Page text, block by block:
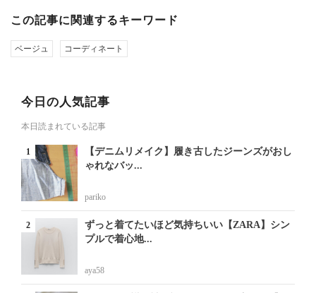
この記事に関連するキーワード
ベージュ コーディネート
今日の人気記事
本日読まれている記事
【デニムリメイク】履き古したジーンズがおし
ゃれなバッ...
pariko
ずっと着てたいほど気持ちいい【ZARA】シン
プルで着心地...
aya58